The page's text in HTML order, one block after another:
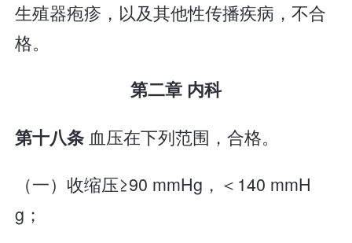
生殖器疱疹，以及其他性传播疾病，不合
格。
第二章 内科
第十八条 血压在下列范围，合格。
（一）收缩压≥90 mmHg，＜140 mmH
g；